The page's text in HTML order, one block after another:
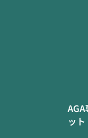
ット